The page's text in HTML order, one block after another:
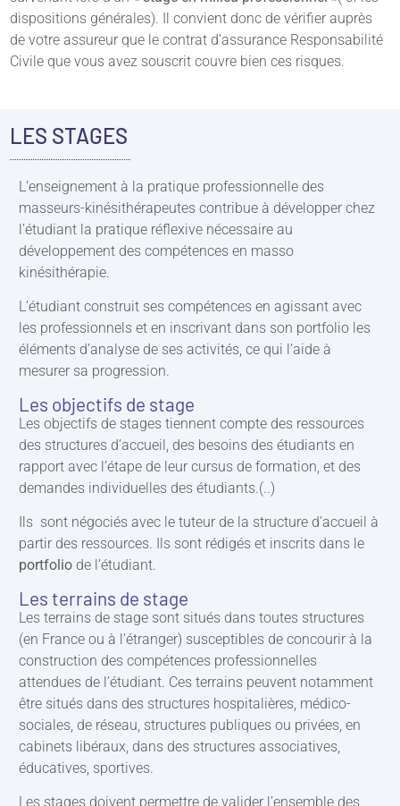
dispositions générales). Il convient donc de vérifier auprès
de votre assureur que le contrat d’assurance Responsabilité
Civile que vous avez souscrit couvre bien ces risques.
LES STAGES
L’enseignement à la pratique professionnelle des
masseurs-kinésithérapeutes contribue à développer chez
l’étudiant la pratique réflexive nécessaire au
développement des compétences en masso
kinésithérapie.
L’étudiant construit ses compétences en agissant avec
les professionnels et en inscrivant dans son portfolio les
éléments d’analyse de ses activités, ce qui l’aide à
mesurer sa progression.
Les objectifs de stage
Les objectifs de stages tiennent compte des ressources
des structures d’accueil, des besoins des étudiants en
rapport avec l’étape de leur cursus de formation, et des
demandes individuelles des étudiants.(..)
Ils sont négociés avec le tuteur de la structure d’accueil à
partir des ressources. Ils sont rédigés et inscrits dans le
portfolio de l’étudiant.
Les terrains de stage
Les terrains de stage sont situés dans toutes structures
(en France ou à l’étranger) susceptibles de concourir à la
construction des compétences professionnelles
attendues de l’étudiant. Ces terrains peuvent notamment
être situés dans des structures hospitalières, médico-
sociales, de réseau, structures publiques ou privées, en
cabinets libéraux, dans des structures associatives,
éducatives, sportives.
Les stages doivent permettre de valider l’ensemble des